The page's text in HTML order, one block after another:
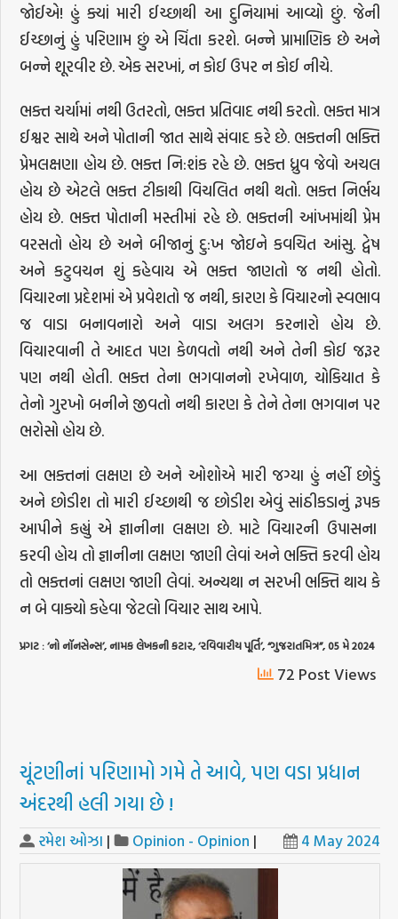
જોઈએ! હું ક્યાં મારી ઈચ્છાથી આ દુનિયામાં આવ્યો છું. જેની
ઈચ્છાનું હું પરિણામ છું એ ચિંતા કરશે. બન્ને પ્રામાણિક છે અને
બન્ને શૂરવીર છે. એક સરખાં, ન કોઈ ઉપર ન કોઈ નીચે.
ભક્ત ચર્ચામાં નથી ઉતરતો, ભક્ત પ્રતિવાદ નથી કરતો. ભક્ત માત્ર
ઈશ્વર સાથે અને પોતાની જાત સાથે સંવાદ કરે છે. ભક્તની ભક્તિ
પ્રેમલક્ષણા હોય છે. ભક્ત નિ:શંક રહે છે. ભક્ત ધ્રુવ જેવો અચલ
હોય છે એટલે ભક્ત ટીકાથી વિચલિત નથી થતો. ભક્ત નિર્ભય
હોય છે. ભક્ત પોતાની મસ્તીમાં રહે છે. ભક્તની આંખમાંથી પ્રેમ
વરસતો હોય છે અને બીજાનું દુ:ખ જોઇને કવચિત આંસુ. દ્વેષ
અને કટુવચન શું કહેવાય એ ભક્ત જાણતો જ નથી હોતો.
વિચારના પ્રદેશમાં એ પ્રવેશતો જ નથી, કારણ કે વિચારનો સ્વભાવ
જ વાડા બનાવનારો અને વાડા અલગ કરનારો હોય છે.
વિચારવાની તે આદત પણ કેળવતો નથી અને તેની કોઈ જરૂર
પણ નથી હોતી. ભક્ત તેના ભગવાનનો રખેવાળ, ચોકિયાત કે
તેનો ગુરખો બનીને જીવતો નથી કારણ કે તેને તેના ભગવાન પર
ભરોસો હોય છે.
આ ભક્તનાં લક્ષણ છે અને ઓશોએ મારી જગ્યા હું નહીં છોડું
અને છોડીશ તો મારી ઈચ્છાથી જ છોડીશ એવું સાંઠીકડાનું રૂપક
આપીને કહ્યું એ જ્ઞાનીના લક્ષણ છે. માટે વિચારની ઉપાસના
કરવી હોય તો જ્ઞાનીના લક્ષણ જાણી લેવાં અને ભક્તિ કરવી હોય
તો ભક્તનાં લક્ષણ જાણી લેવાં. અન્યથા ન સરખી ભક્તિ થાય કે
ન બે વાક્યો કહેવા જેટલો વિચાર સાથ આપે.
પ્રગટ : ‘નોનૉનસેન્સ’,નામકલેખકનીકટાર, ‘રવિવારીયપૂર્તિ’, “ગુજરાતમિત્ર”, 05મે2024
72 Post Views
ચૂંટણીનાં પરિણામો ગમે તે આવે, પણ વડા પ્રધાન
અંદરથી હલી ગયા છે !
રમેશ ઓઝા | Opinion - Opinion | 4 May 2024